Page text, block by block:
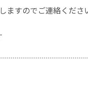
ますのでご連絡くださ